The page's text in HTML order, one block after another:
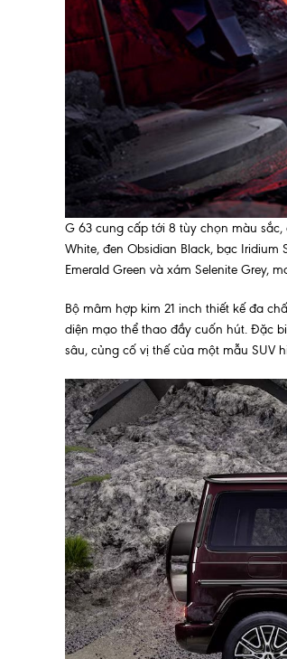
G 63 cung cấp tới 8 tùy chọn màu
White, đen Obsidian Black, bạc
Emerald Green và xám Selenite Grey,
Bộ mâm hợp kim 21 inch thiết kế đa
diện mạo thể thao đầy cuốn hút. Đặc
sâu, củng cố vị thế của một mẫu SUV